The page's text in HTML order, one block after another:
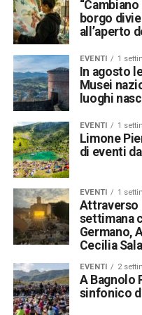
borgo
all’aperto
EVENTI 1
In agosto
Musei
luoghi
EVENTI 1
Limone
di eventi
EVENTI 1
Attraverso
settimana
Germano,
Cecilia
EVENTI 2
A Bagnolo
sinfonico